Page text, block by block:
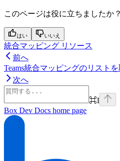
このページは役に立ちましたか？
はい いいえ
統合マッピング リソース
前へ
Teams統合マッピングのリスト
次へ
⌘I
Box Dev Docs home page